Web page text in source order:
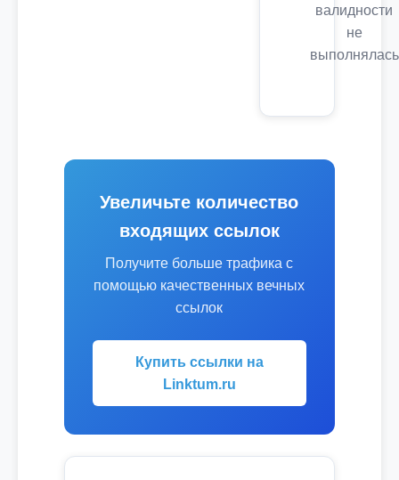
валидности
не
выполнялась
Увеличьте количество
входящих ссылок
Получите больше трафика с
помощью качественных вечных
ссылок
Купить ссылки на
Linktum.ru